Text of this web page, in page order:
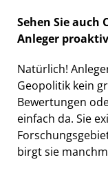
Sehen Sie auch
Anleger
Natürlich!
Geopolitik kein
Bewertungen
einfach da. Sie
birgt sie